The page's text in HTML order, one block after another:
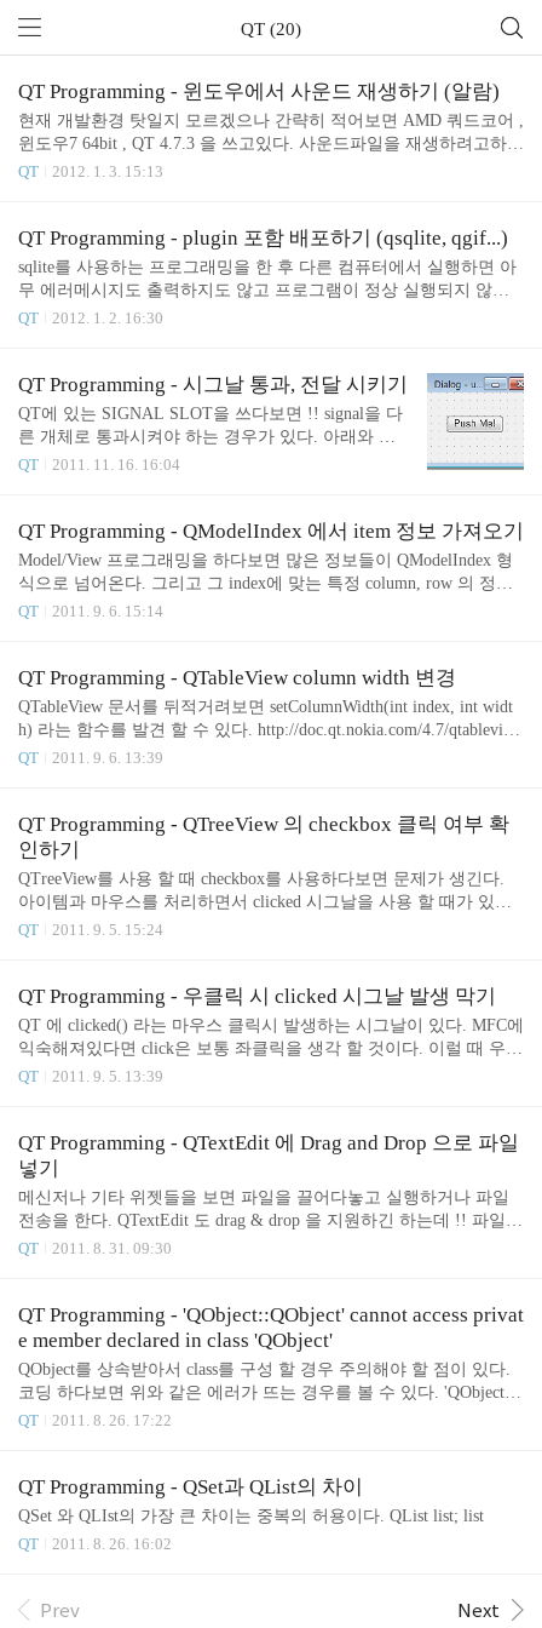
QT (20)
QT Programming - 윈도우에서 사운드 재생하기 (알람)
현재 개발환경 탓일지 모르겠으나 간략히 적어보면 AMD 쿼드코어 ,
윈도우7 64bit , QT 4.7.3 을 쓰고있다. 사운드파일을 재생하려고하는
QSound가 작동을 안한다. 이유는 알 수 없다... 윈도우에선 QSound::i
고 QT plugin을 쓰면 해당 dll 파일도 폴더에 맞게 넣어줘야한다. 궁
금하면 첨부파일 다운로드 후 dll 파일 위치를 확인하자. Alarm.cpp #
include "alarm.h" #include #include Alarm::Alarm(QWidget *parent, Q
QT 2012. 1. 3. 15:13
QT Programming - plugin 포함 배포하기 (qsqlite, qgif...)
sqlite를 사용하는 프로그래밍을 한 후 다른 컴퓨터에서 실행하면 아
무 에러메시지도 출력하지도 않고 프로그램이 정상 실행되지 않는
걸 발견 할 수 있다. sqlite 공홈에서 dll을 다운받아도 마찬가지고 QT
QTDIR%/plugins/sqldrivers에 존재한다. 그렇다면 dll 파일을 %YOUR
APPDIR%/sqldrivers 아래에 넣어줘야한다. 만약에 QMovie같은 class
를 쓴다면 imagesformats 폴더를 만들고 qgif4.dll을 첨부해줘야한다.
QT 2012. 1. 2. 16:30
QT Programming - 시그날 통과, 전달 시키기
QT에 있는 SIGNAL SLOT을 쓰다보면 !! signal을 다
른 개체로 통과시켜야 하는 경우가 있다. 아래와 같
이 다이얼로그 위에 버튼이 있고 엔터를 치면 clicked
다. 이 때 발생한 시그날을 다른 슬롯에 연결하기 위
해선 적절히 QObject::connect를 해줘야한다. 처음 생
각한 방법은 Dialog.cpp QObject::connect(pushButton,
ialog::passClicked() { emit pushClicked(); } Controller.c
QT 2011. 11. 16. 16:04
QT Programming - QModelIndex 에서 item 정보 가져오기
Model/View 프로그래밍을 하다보면 많은 정보들이 QModelIndex 형
식으로 넘어온다. 그리고 그 index에 맞는 특정 column, row 의 정보
가 필요하다. 아래와 같이 가져 올 수 있다. const QAbstractItemModel
andardItemModel 에는 itemFromIndex 라는 함수가 존재한다. QStanda
rdItem * QStandardItemModel::itemFromIndex ( const QModelIndex & i
ndex ) const http://d..
QT 2011. 9. 6. 15:14
QT Programming - QTableView column width 변경
QTableView 문서를 뒤적거려보면 setColumnWidth(int index, int widt
h) 라는 함수를 발견 할 수 있다. http://doc.qt.nokia.com/4.7/qtablevie
w.html 보통 QTableView를 쓰게되면 subclass 를 만들어서 아래처럼
setColumnWidth(0, 30); } 하지만, setColumnWidth는 subclass 안에서
호출하면 작동하지 않는다. 아래처럼 TableView 로드가 끝나고 나서
불러야한다. TableVie..
QT 2011. 9. 6. 13:39
QT Programming - QTreeView 의 checkbox 클릭 여부 확
인하기
QTreeView를 사용 할 때 checkbox를 사용하다보면 문제가 생긴다.
아이템과 마우스를 처리하면서 clicked 시그날을 사용 할 때가 있는
데, 문제는 item을 클릭할 때와 checkbox를 클릭 할 때 체크되게 하는
다. * clicked 의 경우 mousePressEvent() -> mouseReleaseEvent() => cli
cked 발생 * checked 의 경우 (시그날은 아니지만) mouseReleaseEvent
() => checked 발생 위와 같이 mouseReleaseEvent() 시에 checked와 cli
QT 2011. 9. 5. 15:24
QT Programming - 우클릭 시 clicked 시그날 발생 막기
QT 에 clicked() 라는 마우스 클릭시 발생하는 시그날이 있다. MFC에
익숙해져있다면 click은 보통 좌클릭을 생각 할 것이다. 이럴 때 우클
릭 이벤트를 막아야한다. mousePressEvent 를 받아서 우클릭이면 ign
>button() == Qt::RightButton) { event->ignore(); } else { QTreeView::m
ousePressEvent(event); } }
QT 2011. 9. 5. 13:39
QT Programming - QTextEdit 에 Drag and Drop 으로 파일
넣기
메신저나 기타 위젯들을 보면 파일을 끌어다놓고 실행하거나 파일
전송을 한다. QTextEdit 도 drag & drop 을 지원하긴 하는데 !! 파일은
드롭 불가표시가 뜨고만다. 이 부분을 해결하려면 Qt 에 있는 수 많
QTextEdit(parent) { setAcceptDrops(true); } bool TextEdit::canInsertFro
mMimeData(const QMimeData* source) const { return source->hasUrls()
|| QTextEdit::canInsertFromMimeData(s..
QT 2011. 8. 31. 09:30
QT Programming - 'QObject::QObject' cannot access privat
e member declared in class 'QObject'
QObject를 상속받아서 class를 구성 할 경우 주의해야 할 점이 있다.
코딩 하다보면 위와 같은 에러가 뜨는 경우를 볼 수 있다. 'QObject::
QObject' cannot access private member declared in class 'QObject' 오오
를 쓰지말던지, 모든 객체를 new로 생성해서 넘겨줘야한다. class My
Object : public QObject { } 와 같이 class를 구현했다면 MyObject obj;
QT 2011. 8. 26. 17:22
QT Programming - QSet과 QList의 차이
QSet 와 QLIst의 가장 큰 차이는 중복의 허용이다. QList list; list
QT
2011. 8. 26. 16:02
Prev Next